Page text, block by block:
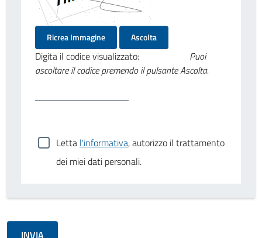
Ricrea Immagine Ascolta
Digita il codice visualizzato:
Puoi
ascoltare il codice premendo il pulsante Ascolta.
Letta l'informativa, autorizzo il trattamento
dei miei dati personali.